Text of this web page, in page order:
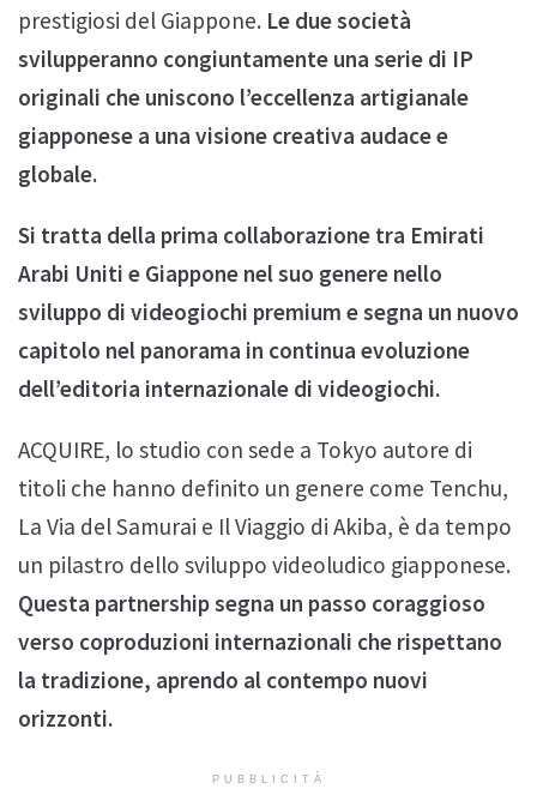
prestigiosi del Giappone. Le due società
svilupperanno congiuntamente una serie di IP
originali che uniscono l’eccellenza artigianale
giapponese a una visione creativa audace e
globale.
Si tratta della prima collaborazione tra Emirati
Arabi Uniti e Giappone nel suo genere nello
sviluppo di videogiochi premium e segna un nuovo
capitolo nel panorama in continua evoluzione
dell’editoria internazionale di videogiochi.
ACQUIRE, lo studio con sede a Tokyo autore di
titoli che hanno definito un genere come Tenchu,
La Via del Samurai e Il Viaggio di Akiba, è da tempo
un pilastro dello sviluppo videoludico giapponese.
Questa partnership segna un passo coraggioso
verso coproduzioni internazionali che rispettano
la tradizione, aprendo al contempo nuovi
orizzonti.
PUBBLICITÀ